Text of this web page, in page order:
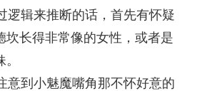
辑来推断的话，首先有怀疑
坎长得非常像的女性，或者是
到小魅魔嘴角那不怀好意的